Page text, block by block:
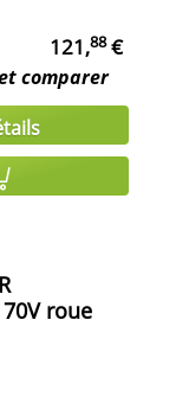
121,88€
comparer
roue